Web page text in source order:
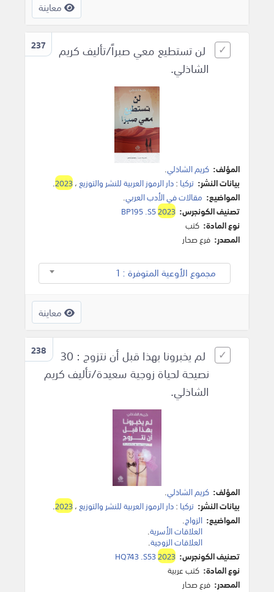
معاينة
237
لن تستطيع معي صبراً/تأليف كريم
الشاذلي.
المؤلف: كريم الشاذلي.
بيانات النشر: تركيا :دار الرموز العربية للنشر والتوزيع،2023
.
المواضيع: مقالات في الأدب العربي.
تصنيف الكونجرس:
BP195 .S52023
نوع المادة: كتب
المصدر: فرع صحار
مجموع الأوعية المتوفرة : 1
معاينة
238
لم يخبرونا بهذا قبل أن نتزوج : 30
نصيحة لحياة زوجية سعيدة/تأليف كريم
الشاذلي.
المؤلف: كريم الشاذلي.
بيانات النشر: تركيا :دار الرموز العربية للنشر والتوزيع،2023
.
المواضيع: الزواج.
العلاقات الأسرية.
العلاقات الزوجية.
تصنيف الكونجرس:
HQ743 .S532023
نوع المادة: كتب عربية
المصدر: فرع صحار